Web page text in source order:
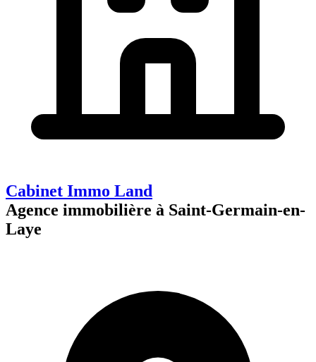
Cabinet Immo Land
Agence immobilière à Saint-Germain-en-
Laye